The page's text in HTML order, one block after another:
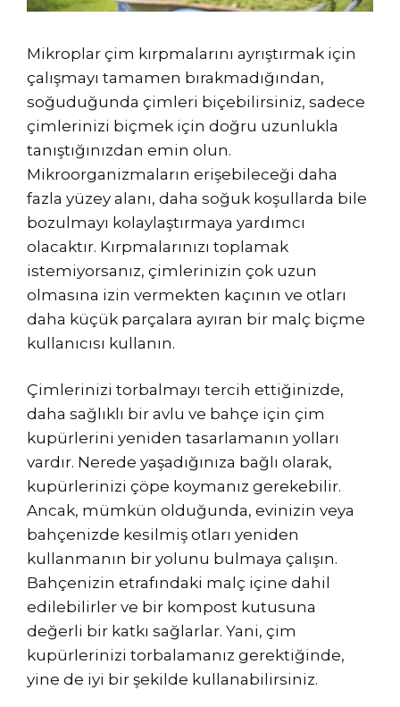
Mikroplar çim kırpmalarını ayrıştırmak için
çalışmayı tamamen bırakmadığından,
soğuduğunda çimleri biçebilirsiniz, sadece
çimlerinizi biçmek için doğru uzunlukla
tanıştığınızdan emin olun.
Mikroorganizmaların erişebileceği daha
fazla yüzey alanı, daha soğuk koşullarda bile
bozulmayı kolaylaştırmaya yardımcı
olacaktır. Kırpmalarınızı toplamak
istemiyorsanız, çimlerinizin çok uzun
olmasına izin vermekten kaçının ve otları
daha küçük parçalara ayıran bir malç biçme
kullanıcısı kullanın.
Çimlerinizi torbalmayı tercih ettiğinizde,
daha sağlıklı bir avlu ve bahçe için çim
kupürlerini yeniden tasarlamanın yolları
vardır. Nerede yaşadığınıza bağlı olarak,
kupürlerinizi çöpe koymanız gerekebilir.
Ancak, mümkün olduğunda, evinizin veya
bahçenizde kesilmiş otları yeniden
kullanmanın bir yolunu bulmaya çalışın.
Bahçenizin etrafındaki malç içine dahil
edilebilirler ve bir kompost kutusuna
değerli bir katkı sağlarlar. Yani, çim
kupürlerinizi torbalamanız gerektiğinde,
yine de iyi bir şekilde kullanabilirsiniz.